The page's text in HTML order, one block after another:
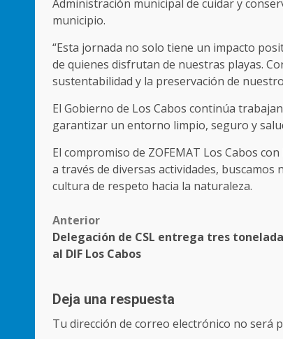
Administración municipal de cuidar y
municipio.
“Esta jornada no solo tiene un impacto
de quienes disfrutan de nuestras playas.
sustentabilidad y la preservación de
El Gobierno de Los Cabos continúa
garantizar un entorno limpio, seguro y
El compromiso de ZOFEMAT Los Cabos
a través de diversas actividades,
cultura de respeto hacia la naturaleza.
Post
navigation
Anterior
Delegación de CSL entrega tres
al DIF Los Cabos
Deja una respuesta
Tu dirección de correo electrónico no será